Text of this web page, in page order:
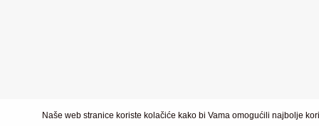
Naše web stranice koriste kolačiće kako bi Vama omogućili najbolje